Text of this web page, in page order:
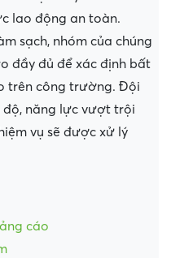
lao động an toàn.
sạch, nhóm của chúng
đầy đủ để xác định bất
trên công trường. Đội
độ, năng lực vượt trội
vụ sẽ được xử lý
cáo